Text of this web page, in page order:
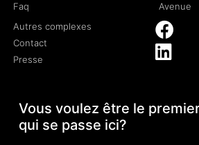
Faq
Avenue
Autres complexes
Contact
Presse
Vous voulez être le
qui se passe ici?